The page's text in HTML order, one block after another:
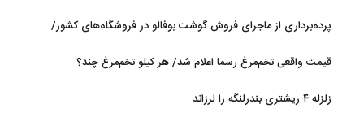
پرده‌برداری از ماجرای فروش گوشت بوفالو در فروشگاه‌های کشور/
قیمت واقعی تخم‌مرغ رسما اعلام شد/ هر کیلو تخم‌مرغ چند؟
زلزله ۴ ریشتری بندرلنگه را لرزاند